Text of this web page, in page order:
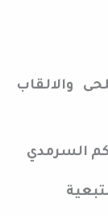
والالقاب
السرمدي